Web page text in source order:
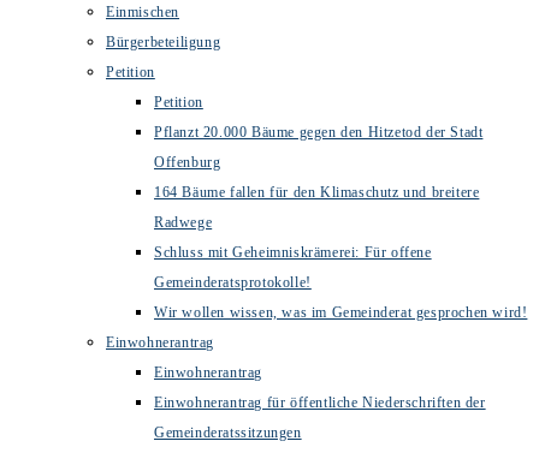
Einmischen
Bürgerbeteiligung
Petition
Petition
Pflanzt 20.000 Bäume gegen den Hitzetod der Stadt
Offenburg
164 Bäume fallen für den Klimaschutz und breitere
Radwege
Schluss mit Geheimniskrämerei: Für offene
Gemeinderatsprotokolle!
Wir wollen wissen, was im Gemeinderat gesprochen wird!
Einwohnerantrag
Einwohnerantrag
Einwohnerantrag für öffentliche Niederschriften der
Gemeinderatssitzungen